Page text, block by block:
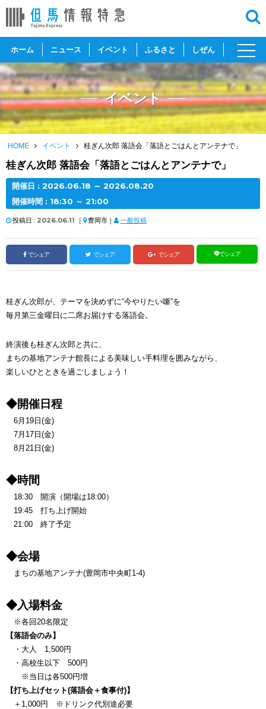
ホーム ニュース イベント ふるさと しぜん
toggle
イベント
HOME イベント 桂ぎん次郎 落語会「落語とごはんとアンテナで」
桂ぎん次郎 落語会「落語とごはんとアンテナで」
開催日 : 2026.06.18 ～ 2026.08.20
開催時間 : 18:30 ～ 21:00
投稿日 : 2026.06.11 ｜ 豊岡市｜ 一般投稿
でシェア でシェア でシェア でシェア
桂ぎん次郎が、テーマを決めずに“今やりたい噺”を
毎月第三金曜日に二席お届けする落語会。
終演後も桂ぎん次郎と共に、
まちの基地アンテナ館長による美味しい手料理を囲みながら、
楽しいひとときを過ごしましょう！
◆開催日程
6月19日(金)
7月17日(金)
8月21日(金)
◆時間
18:30 開演（開場は18:00）
19:45 打ち上げ開始
21:00 終了予定
◆会場
まちの基地アンテナ(豊岡市中央町1-4)
◆入場料金
※各回20名限定
【落語会のみ】
・大人 1,500円
・高校生以下 500円
※当日は各500円増
【打ち上げセット(落語会＋食事付)】
＋1,000円
※ドリンク代別途必要